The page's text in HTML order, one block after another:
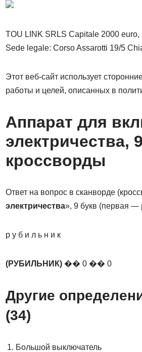
TOU LINK SRLS Capitale 2000
Sede legale: Corso Assarotti 19/5
Этот веб-сайт использует
работы и целей, описанных в
Аппарат для
кроссворды
Ответ на вопрос в сканворде
электричества», 9 букв (первая —
р у б и л ь н и к
(РУБИЛЬНИК)�� 0 �� 0
Другие
(34)
Большой выключатель